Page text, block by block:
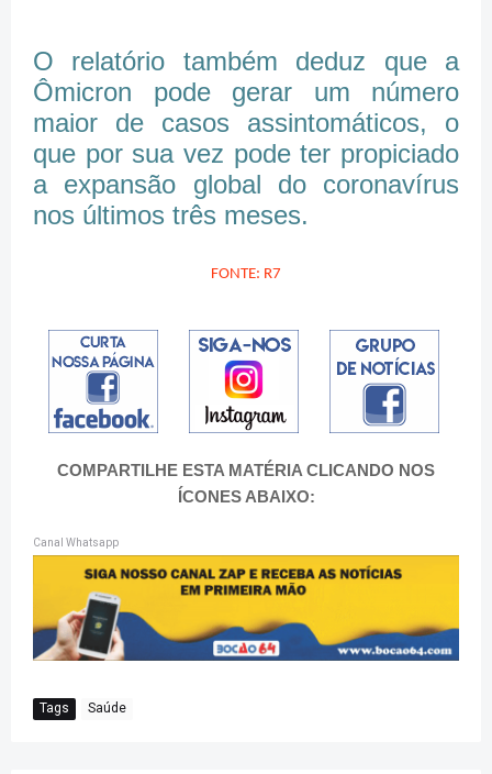
O relatório também deduz que a
Ômicron pode gerar um número
maior de casos assintomáticos, o
que por sua vez pode ter propiciado
a expansão global do coronavírus
nos últimos três meses.
FONTE: R7
COMPARTILHE ESTA MATÉRIA CLICANDO NOS
ÍCONES ABAIXO:
Canal Whatsapp
Tags Saúde